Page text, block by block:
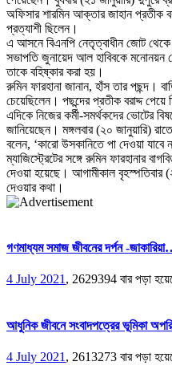
অফিসার শারমিন আক্তার জাহান প্রতীক
প্রত্যাশী ছিলেন।
এ আসনে বিএনপি নেতৃত্বাধীন জোট থেকে
সভাপতি জুনায়েদ আল হাবিবকে মনোনয়ন
তাকে বহিষ্কার করা হয়।
রুমিন ফারহানা জানান, হাঁস তার পছন্দ।
চেয়েছিলেন। পছন্দের প্রতীক বরাদ্দ পেয়ে
এদিকে নিজের কর্মী-সমর্থকদের ভোটের
জানিয়েছেন। মঙ্গলবার (২০ জানুয়ারি)
বলেন, ‘কারো উসকানিতে পা দেওয়া যাবে
ম্যাজিস্ট্রেটের সঙ্গে রুমিন ফারহানার
দেওয়া হয়েছে। আগামীকাল বৃহস্পতিবার
দেওয়ার কথা।
গণমাধ্যম সমাজ জীবনের দর্পন -
4 July 2021 , 2629394 বার পড়া
আধুনিক জীবনে সংবাদপত্রের ভূমিকা
4 July 2021 , 2613273 বার পড়া